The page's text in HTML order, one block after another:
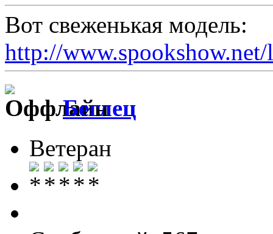
Вот свеженькая модель:
http://
Беглец
Ветеран